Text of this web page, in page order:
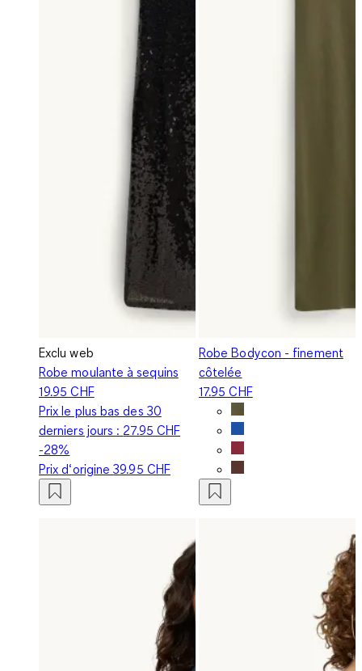
Exclu web
Robe moulante à sequins
19.95 CHF
Prix le plus bas des 30
derniers jours : 27.95 CHF
-28%
Prix d‘origine39.95 CHF
Robe Bodycon - finement
côtelée
17.95 CHF